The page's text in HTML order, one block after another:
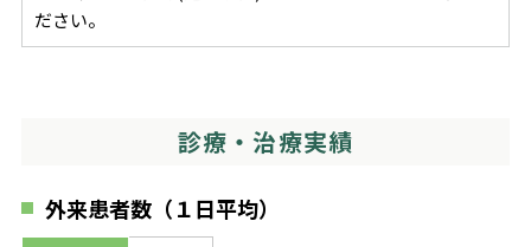
ださい。
診療・治療実績
外来患者数（１日平均）